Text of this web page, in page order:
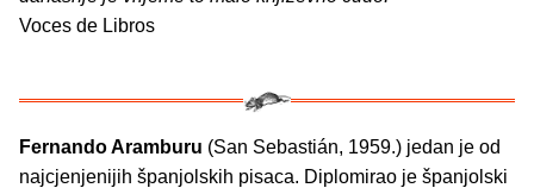
Voces de Libros
Fernando Aramburu (San Sebastián, 1959.) jedan je od
najcjenjenijih španjolskih pisaca. Diplomirao je španjolski